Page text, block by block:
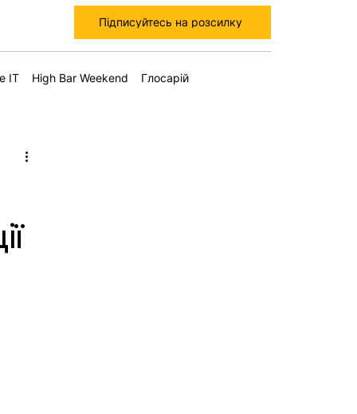
Підписуйтесь на розсилку
IT High Bar Weekend Глосарій